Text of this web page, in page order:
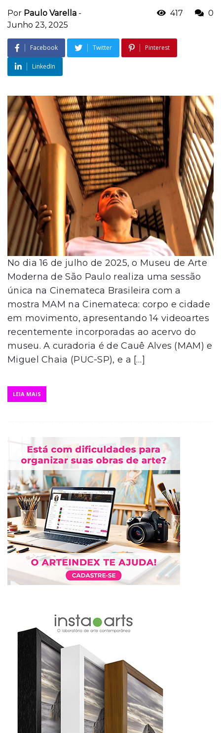
Por Paulo Varella -
Junho 23, 2025
417 0
Facebook Twitter Pinterest
LinkedIn
No dia 16 de julho de 2025, o Museu de Arte
Moderna de São Paulo realiza uma sessão
única na Cinemateca Brasileira com a
mostra MAM na Cinemateca: corpo e cidade
em movimento, apresentando 14 videoartes
recentemente incorporadas ao acervo do
museu. A curadoria é de Cauê Alves (MAM) e
Miguel Chaia (PUC-SP), e a […]
LEIA MAIS